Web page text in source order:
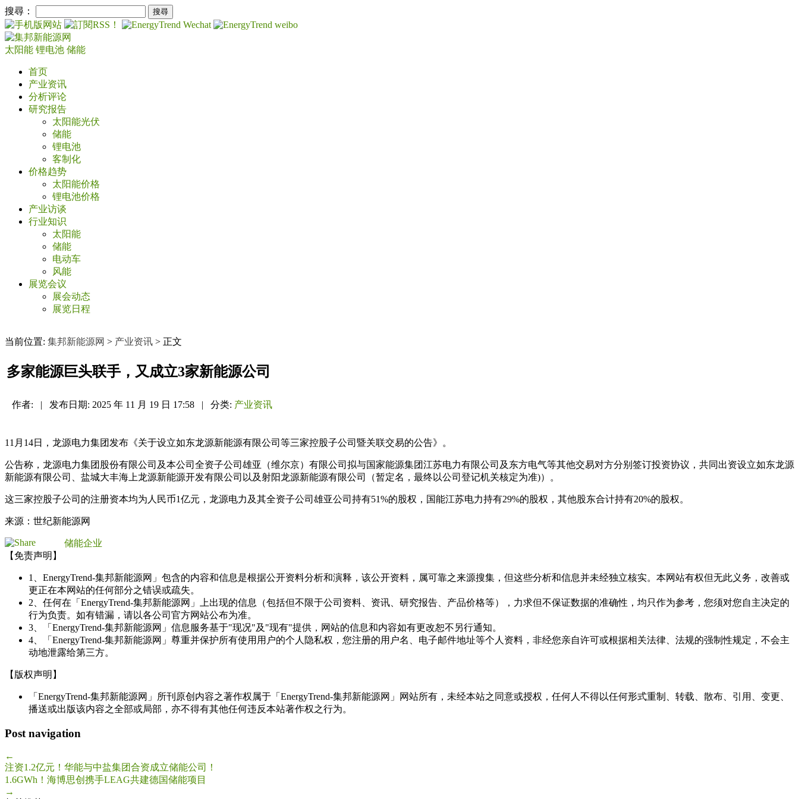
搜尋：
太阳能 锂电池 储能
首页
产业资讯
分析评论
研究报告
太阳能光伏
储能
锂电池
客制化
价格趋势
太阳能价格
锂电池价格
产业访谈
行业知识
太阳能
储能
电动车
风能
展览会议
展会动态
展览日程
当前位置: 集邦新能源网 > 产业资讯 > 正文
多家能源巨头联手，又成立3家新能源公司
作者: | 发布日期: 2025 年 11 月 19 日 17:58 | 分类: 产业资讯
11月14日，龙源电力集团发布《关于设立如东龙源新能源有限公司等三家控股子公司暨关联交易的公告》。
公告称，龙源电力集团股份有限公司及本公司全资子公司雄亚（维尔京）有限公司拟与国家能源集团江苏电力有限公司及东方电气等其他交易对方分别签订投资协议，共同出资设立如东龙源
新能源有限公司、盐城大丰海上龙源新能源开发有限公司以及射阳龙源新能源有限公司（暂定名，最终以公司登记机关核定为准)）。
这三家控股子公司的注册资本均为人民币1亿元，龙源电力及其全资子公司雄亚公司持有51%的股权，国能江苏电力持有29%的股权，其他股东合计持有20%的股权。
来源：世纪新能源网
储能企业
【免责声明】
1、EnergyTrend-集邦新能源网」包含的内容和信息是根据公开资料分析和演释，该公开资料，属可靠之来源搜集，但这些分析和信息并未经独立核实。本网站有权但无此义务，改善或
更正在本网站的任何部分之错误或疏失。
2、任何在「EnergyTrend-集邦新能源网」上出现的信息（包括但不限于公司资料、资讯、研究报告、产品价格等），力求但不保证数据的准确性，均只作为参考，您须对您自主决定的
行为负责。如有错漏，请以各公司官方网站公布为准。
3、「EnergyTrend-集邦新能源网」信息服务基于"现况"及"现有"提供，网站的信息和内容如有更改恕不另行通知。
4、「EnergyTrend-集邦新能源网」尊重并保护所有使用用户的个人隐私权，您注册的用户名、电子邮件地址等个人资料，非经您亲自许可或根据相关法律、法规的强制性规定，不会主
动地泄露给第三方。
【版权声明】
「EnergyTrend-集邦新能源网」所刊原创内容之著作权属于「EnergyTrend-集邦新能源网」网站所有，未经本站之同意或授权，任何人不得以任何形式重制、转载、散布、引用、变更、
播送或出版该内容之全部或局部，亦不得有其他任何违反本站著作权之行为。
Post navigation
←
注资1.2亿元！华能与中盐集团合资成立储能公司！
1.6GWh！海博思创携手LEAG共建德国储能项目
→